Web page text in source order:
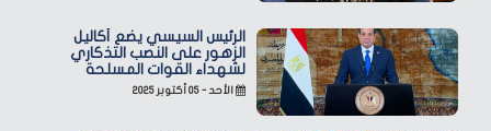
الرئيس السيسي يضع أكاليل
الزهور على النصب التذكاري
لشهداء القوات المسلحة
الأحد - ٠٥ أكتوبر ٢٠٢٥